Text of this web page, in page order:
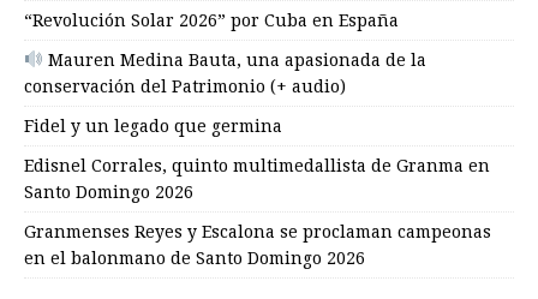
“Revolución Solar 2026” por Cuba en España
Mauren Medina Bauta, una apasionada de la
conservación del Patrimonio (+ audio)
Fidel y un legado que germina
Edisnel Corrales, quinto multimedallista de Granma en
Santo Domingo 2026
Granmenses Reyes y Escalona se proclaman campeonas
en el balonmano de Santo Domingo 2026